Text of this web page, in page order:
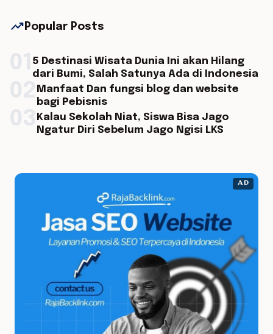
trending_up Popular Posts
5 Destinasi Wisata Dunia Ini akan Hilang
dari Bumi, Salah Satunya Ada di Indonesia
Manfaat Dan fungsi blog dan website
bagi Pebisnis
Kalau Sekolah Niat, Siswa Bisa Jago
Ngatur Diri Sebelum Jago Ngisi LKS
AD